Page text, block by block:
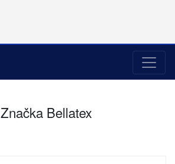
Značka Bellatex